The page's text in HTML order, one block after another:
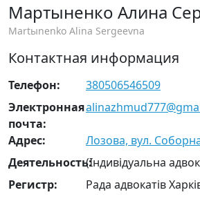
Мартыненко Алина
Martыnenko Alina Sergeevna
Контактная информация
Телефон:
380506546509
Электронная
почта:
Адрес:
Лозова, вул.
Деятельность:(Індивідуальна
Регистр:
Рада адвокатів